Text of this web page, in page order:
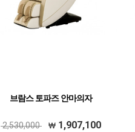
브람스 토파즈 안마의자
2,530,000 1,907,100